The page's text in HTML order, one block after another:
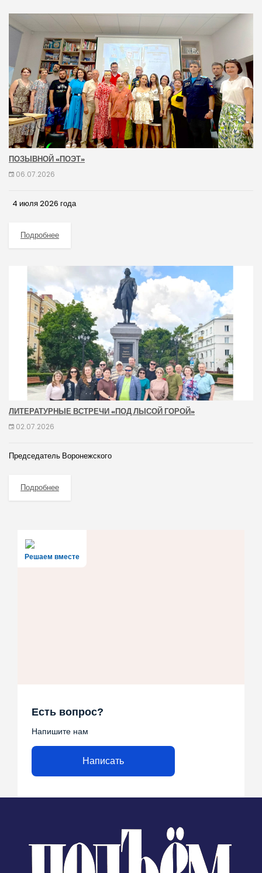
ПОЗЫВНОЙ «ПОЭТ»
06.07.2026
4 июля 2026 года
Подробнее
ЛИТЕРАТУРНЫЕ ВСТРЕЧИ «ПОД ЛЫСОЙ ГОРОЙ»
02.07.2026
Председатель Воронежского
Подробнее
Решаем вместе
Есть вопрос?
Напишите нам
Написать